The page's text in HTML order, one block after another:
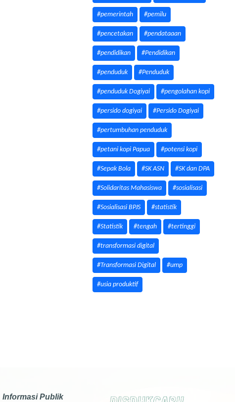
#pemerintah #pemilu
#pencetakan #pendataaan
#pendidikan #Pendidikan
#penduduk #Penduduk
#penduduk Dogiyai #pengolahan kopi
#persido dogiyai #Persido Dogiyai
#pertumbuhan penduduk
#petani kopi Papua #potensi kopi
#Sepak Bola #SK ASN #SK dan DPA
#Solidaritas Mahasiswa #sosialisasi
#Sosialisasi BPJS #statistik
#Statistik #tengah #tertinggi
#transformasi digital
#Transformasi Digital #ump
#usia produktif
Informasi Publik